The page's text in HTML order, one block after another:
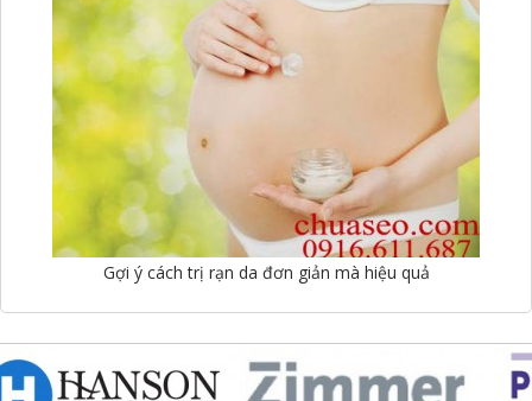
Gợi ý cách trị rạn da đơn giản mà hiệu quả